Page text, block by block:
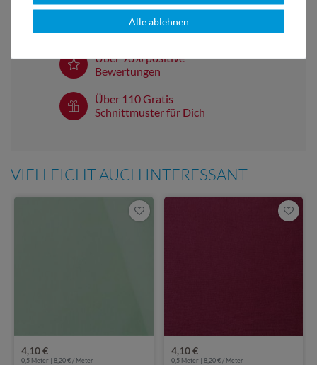
E-Mail Kundenservice
Antwort in 24h
Über 98% positive
Bewertungen
Über 110 Gratis
Schnittmuster für Dich
VIELLEICHT AUCH INTERESSANT
4,10 €
0,5 Meter | 8,20 € / Meter
4,10 €
0,5 Meter | 8,20 € / Meter
Alle ablehnen